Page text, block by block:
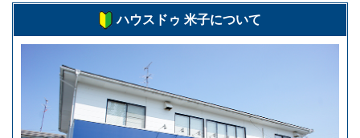
ハウスドゥ 米子について